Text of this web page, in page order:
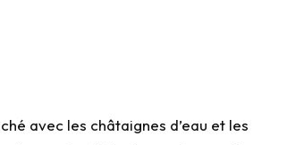
avec les châtaignes d’eau et les